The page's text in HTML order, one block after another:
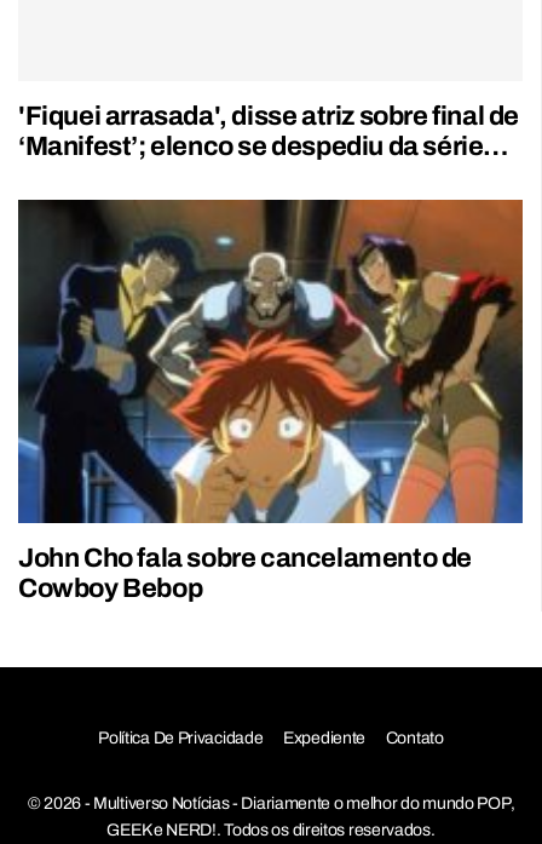
'Fiquei arrasada', disse atriz sobre final de
‘Manifest’; elenco se despediu da série…
John Cho fala sobre cancelamento de
Cowboy Bebop
Política De Privacidade Expediente Contato
© 2026 - Multiverso Notícias - Diariamente o melhor do mundo POP,
GEEK e NERD!. Todos os direitos reservados.